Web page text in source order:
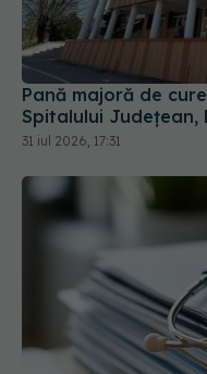
Pană majoră de
Spitalului Județean,
31 iul 2026, 17:31